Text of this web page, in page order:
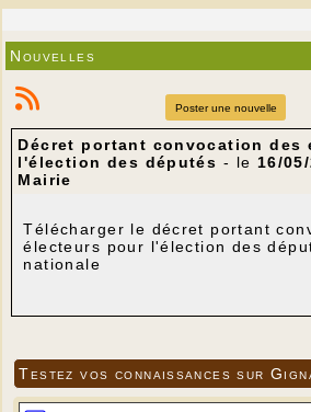
Nouvelles
Poster une nouvelle
Décret portant convocation des
l'élection des députés - le 16/
Mairie
Télécharger le décret portant
électeurs pour l'élection des
nationale
Testez vos connaissances sur